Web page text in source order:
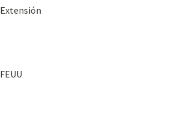
Extensión
FEUU